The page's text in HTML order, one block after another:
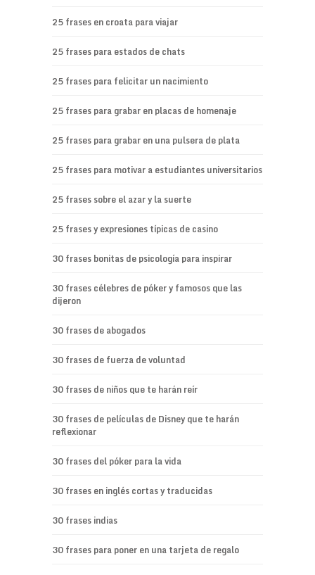
25 frases en croata para viajar
25 frases para estados de chats
25 frases para felicitar un nacimiento
25 frases para grabar en placas de homenaje
25 frases para grabar en una pulsera de plata
25 frases para motivar a estudiantes universitarios
25 frases sobre el azar y la suerte
25 frases y expresiones típicas de casino
30 frases bonitas de psicología para inspirar
30 frases célebres de póker y famosos que las
dijeron
30 frases de abogados
30 frases de fuerza de voluntad
30 frases de niños que te harán reír
30 frases de películas de Disney que te harán
reflexionar
30 frases del póker para la vida
30 frases en inglés cortas y traducidas
30 frases indias
30 frases para poner en una tarjeta de regalo